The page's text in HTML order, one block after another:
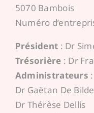
News
Liens utiles
Espace médecins
5070 Bambois
Numéro
Président : Dr
Trésorière : Dr
Administrateurs :
Dr Gaëtan De
Dr Thérèse Dellis